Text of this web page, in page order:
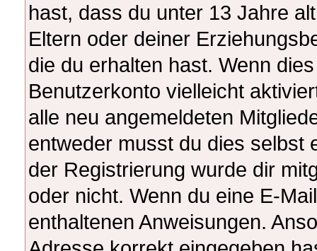
hast, dass du unter 13 Jahre
Eltern oder deiner
die du erhalten hast. Wenn
Benutzerkonto vielleicht
alle neu angemeldeten
entweder musst du dies selbst
der Registrierung wurde dir
oder nicht. Wenn du eine E-
enthaltenen Anweisungen.